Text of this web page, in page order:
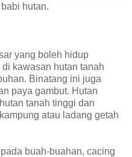
hutan.
yang boleh hidup
kawasan hutan tanah
Binatang ini juga
paya gambut. Hutan
tanah tinggi dan
atau ladang getah
buah-buahan, cacing